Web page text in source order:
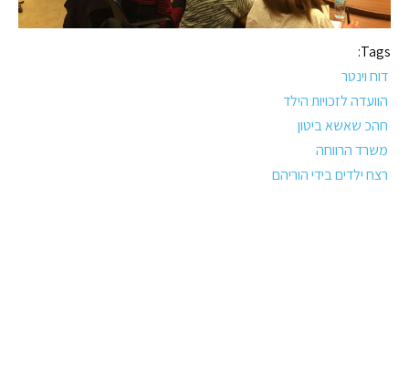
Tags:
דוח וינטר
הוועדה לזכויות הילד
חהכ שאשא ביטון
משרד הרווחה
רצח ילדים בידי הוריהם